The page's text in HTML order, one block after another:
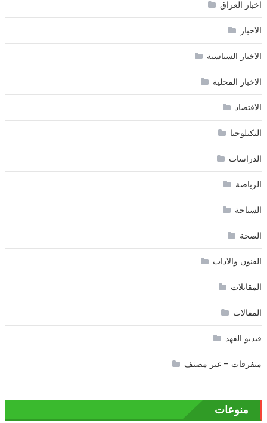
اخبار العراق
الاخبار
الاخبار السياسية
الاخبار المحلية
الاقتصاد
التكنلوجيا
الدراسات
الرياضة
السياحة
الصحة
الفنون والاداب
المقابلات
المقالات
فيديو الفهد
متفرقات – غير مصنف
منوعات